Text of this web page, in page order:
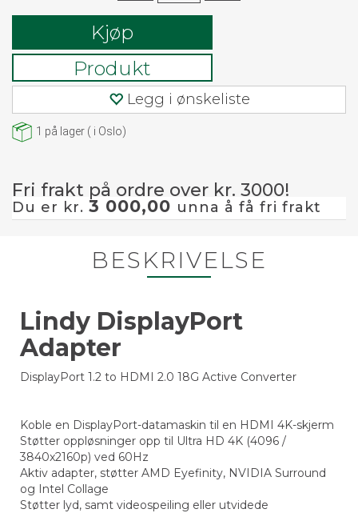
Kjøp
Produkt
Legg i ønskeliste
1 på lager ( i Oslo)
Fri frakt på ordre over kr. 3000!
Du er kr. 3 000,00 unna å få fri frakt
BESKRIVELSE
Lindy DisplayPort
Adapter
DisplayPort 1.2 to HDMI 2.0 18G Active Converter
Koble en DisplayPort-datamaskin til en HDMI 4K-skjerm
Støtter oppløsninger opp til Ultra HD 4K (4096 /
3840x2160p) ved 60Hz
Aktiv adapter, støtter AMD Eyefinity, NVIDIA Surround
og Intel Collage
Støtter lyd, samt videospeiling eller utvidede